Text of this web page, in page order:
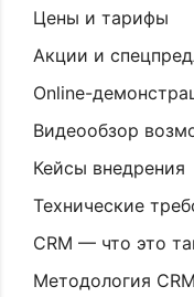
Цены и тарифы
Акции и
Online-
Видеообзор
Кейсы внедрения
Технические
CRM — что это
Методология